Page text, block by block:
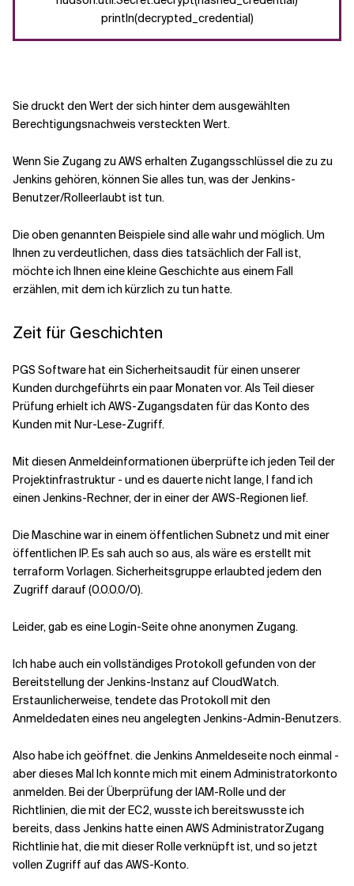
println(decrypted_credential)
Sie druckt den Wert der sich hinter dem ausgewählten
Berechtigungsnachweis versteckten Wert.
Wenn Sie Zugang zu AWS erhalten Zugangsschlüsseldie zu zu
Jenkins gehören, können Sie alles tun, was der Jenkins-
Benutzer/Rolleerlaubt ist tun.
Die oben genannten Beispiele sind alle wahr und möglich. Um
Ihnen zu verdeutlichen, dass dies tatsächlich der Fall ist,
möchte ich Ihnen eine kleine Geschichte aus einem Fall
erzählen, mit dem ich kürzlich zu tun hatte.
Zeit für Geschichten
PGS Software hat ein Sicherheitsaudit für einen unserer
Kunden durchgeführts ein paarMonaten vor. Als Teildieser
Prüfung erhielt ich AWS-Zugangsdaten für das Konto des
Kunden mit Nur-Lese-Zugriff.
Mit diesen Anmeldeinformationen überprüfte ich jeden Teil der
Projektinfrastruktur - und es dauerte nicht lange,I fand ich
einen Jenkins-Rechner, der in einer der AWS-Regionen lief.
Die Maschine warin einem öffentlichen Subnetz und mit einer
öffentlichen IP. Es sah auch so aus, als wäre es erstellt mit
terraform Vorlagen.Sicherheitsgruppe erlaubted jedem den
Zugriff darauf (0.0.0.0/0).
Leider,gab es eineLogin-Seiteohne anonymen Zugang.
Ich habe auch ein vollständiges Protokoll gefunden von der
Bereitstellung der Jenkins-Instanz auf CloudWatch.
Erstaunlicherweise, tendete das Protokoll mit den
Anmeldedaten eines neu angelegten Jenkins-Admin-Benutzers.
Also habe ich geöffnet.dieJenkins Anmeldeseitenoch einmal -
aberdieses MalIch konnte mich mit einem Administratorkonto
anmelden.Bei der Überprüfung der IAM-Rolle und der
Richtlinien, die mit der EC2,wusste ich bereitswusste ich
bereits, dass Jenkins hatte einen AWS AdministratorZugang
Richtlinie hat, die mit dieser Rolle verknüpft ist, und so jetzt
vollen Zugriff auf das AWS-Konto.